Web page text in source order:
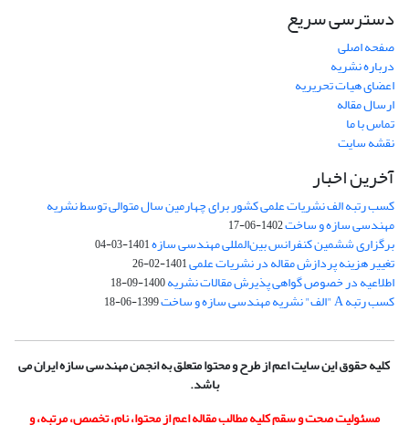
دسترسی سریع
صفحه اصلی
درباره نشریه
اعضای هیات تحریریه
ارسال مقاله
تماس با ما
نقشه سایت
آخرین اخبار
کسب رتبه الف نشریات علمی کشور برای چهارمین سال متوالی توسط نشریه
مهندسی سازه و ساخت1402-06-17
برگزاری ششمین کنفرانس بین‌المللی مهندسی سازه1401-03-04
تغییر هزینه پردازش مقاله در نشریات علمی1401-02-26
اطلاعیه در خصوص گواهی پذیرش مقالات نشریه1400-09-18
کسب رتبه A "الف" نشریه مهندسی سازه و ساخت 1399-06-18
کلیه حقوق این سایت اعم از طرح و محتوا متعلق به انجمن مهندسی سازه ایران می
باشد.
مسئولیت صحت و سقم کلیه مطالب مقاله اعم از محتوا، نام، تخصص، مرتبه، و